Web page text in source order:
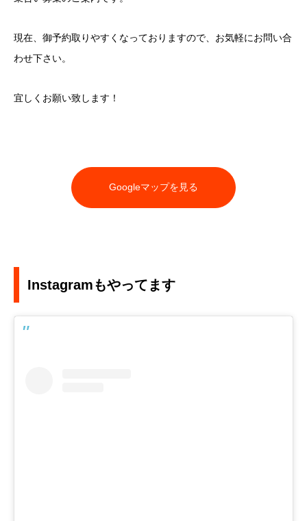
現在、御予約取りやすくなっておりますので、お気軽にお問い合
わせ下さい。
宜しくお願い致します！
Googleマップを見る
Instagramもやってます